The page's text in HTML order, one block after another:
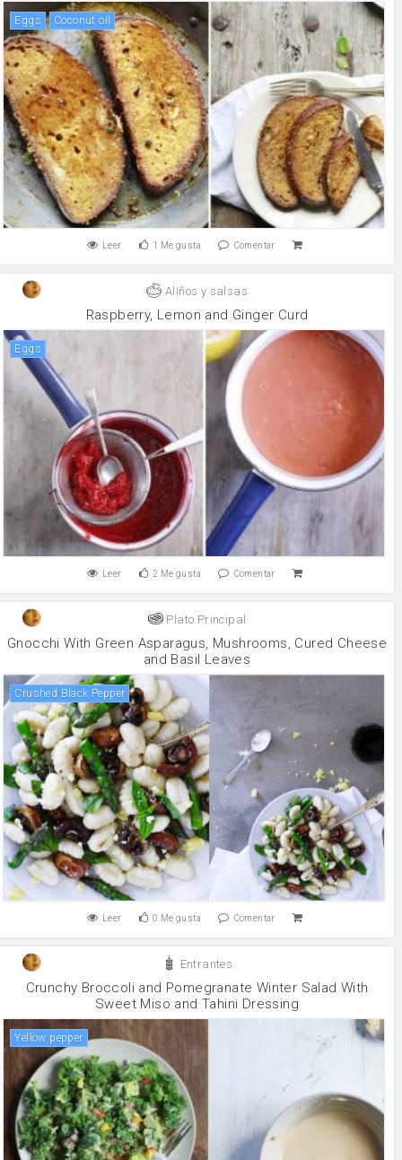
eggs coconut oil
Leer 1 Me gusta Comentar
Aliños y salsas
Raspberry, Lemon and Ginger Curd
eggs
Leer 2 Me gusta Comentar
Plato Principal
Gnocchi With Green Asparagus, Mushrooms, Cured Cheese
and Basil Leaves
Crushed Black Pepper
Leer 0 Me gusta Comentar
Entrantes
Crunchy Broccoli and Pomegranate Winter Salad With
Sweet Miso and Tahini Dressing
yellow pepper